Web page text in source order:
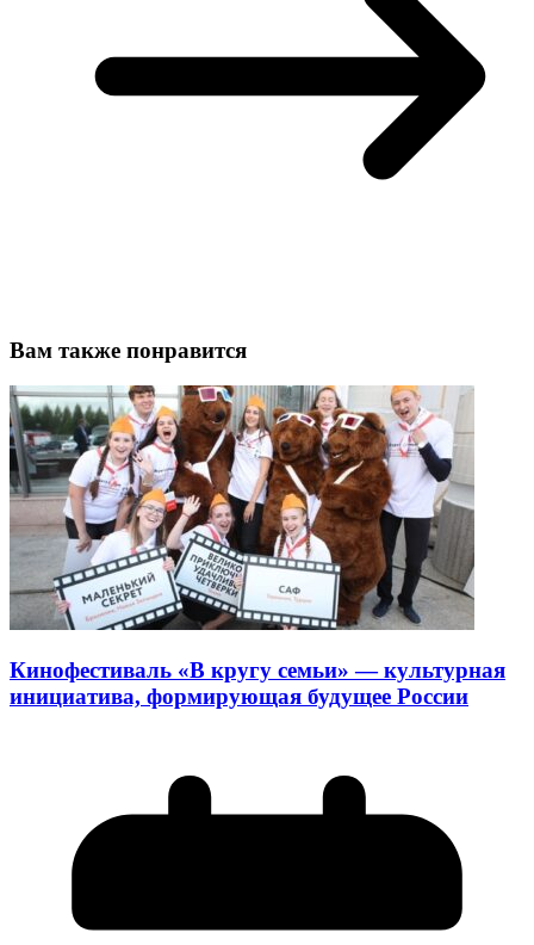
Вам также понравится
Кинофестиваль «В кругу семьи» — культурная
инициатива, формирующая будущее России